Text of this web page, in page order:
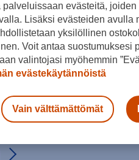
Koko
35,5
Kokotaulukko
evästeitä, joiden
Lisäksi evästeiden avulla
yksilöllinen
Voit antaa suostumuksesi
valintojasi myöhemmin
evästekäytännöistä
Vain välttämättömät